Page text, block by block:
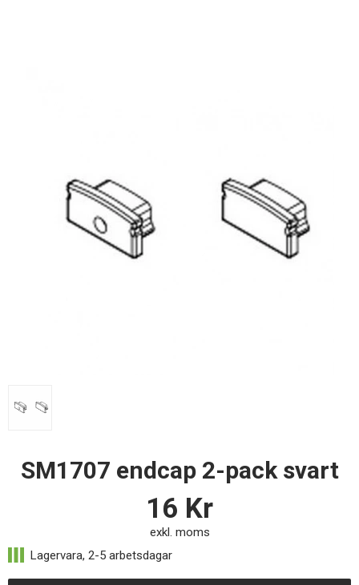
SM1707 endcap 2-pack svart
16 Kr
exkl. moms